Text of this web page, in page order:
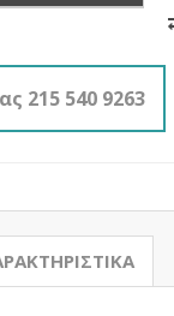
215 540 9263